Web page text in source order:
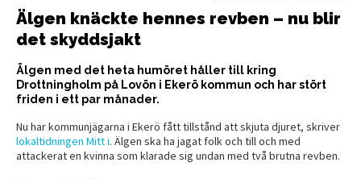
Älgen knäckte hennes revben – nu blir
det skyddsjakt
Älgen med det heta humöret håller till kring
Drottningholm på Lovön i Ekerö kommun och har stört
friden i ett par månader.
Nu har kommunjägarna i Ekerö fått tillstånd att skjuta djuret, skriver
lokaltidningen Mitt i. Älgen ska ha jagat folk och till och med
attackerat en kvinna som klarade sig undan med två brutna revben.